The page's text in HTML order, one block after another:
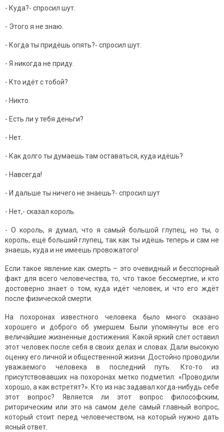
- Куда?- спросил шут.
- Этого я не знаю.
- Когда ты придёшь опять?- спросил шут.
- Я никогда не приду.
- Кто идёт с тобой?
- Никто.
- Есть ли у тебя деньги?
- Нет.
- Как долго ты думаешь там оставаться, куда идёшь?
- Навсегда!
- И дальше ты ничего не знаешь?- спросил шут
- Нет,- сказал король.
- О король, я думал, что я самый большой глупец, но ты, о
король, ещё больший глупец, так как ты идёшь теперь и сам не
знаешь, куда и не имеешь провожатого!
Если такое явление как смерть – это очевидный и бесспорный
факт для всего человечества, то, что такое бессмертие, и кто
достоверно знает о том, куда идёт человек, и что его ждёт
после физической смерти.
На похоронах известного человека было много сказано
хорошего и доброго об умершем. Были упомянуты все его
величайшие жизненные достижения. Какой яркий слет оставил
этот человек после себя в своих делах и словах. Дали высокую
оценку его личной и общественной жизни. Достойно проводили
уважаемого человека в последний путь. Кто-то из
присутствовавших на похоронах метко подметил: «Проводили
хорошо, а как встретят?». Кто из нас задавал когда-нибудь себе
этот вопрос? Является ли этот вопрос философским,
риторическим или это на самом деле самый главный вопрос,
который стоит перед человечеством, на который нужно дать
ясный ответ.